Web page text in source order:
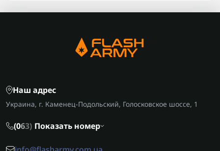
Наш адрес
Украина, г. Каменец-Подольский, Голосковское шоссе, 1
(063) Показать номер